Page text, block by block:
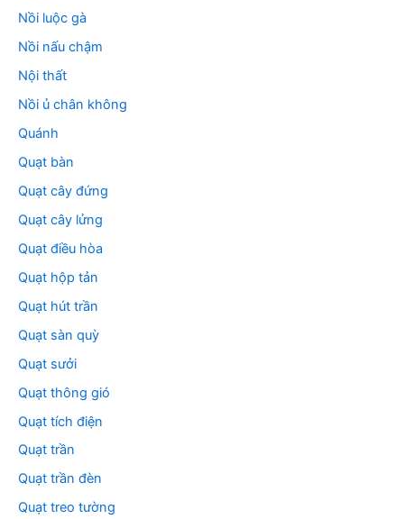
Nồi luộc gà
Nồi nấu chậm
Nội thất
Nồi ủ chân không
Quánh
Quạt bàn
Quạt cây đứng
Quạt cây lửng
Quạt điều hòa
Quạt hộp tản
Quạt hút trần
Quạt sàn quỳ
Quạt sưởi
Quạt thông gió
Quạt tích điện
Quạt trần
Quạt trần đèn
Quạt treo tường